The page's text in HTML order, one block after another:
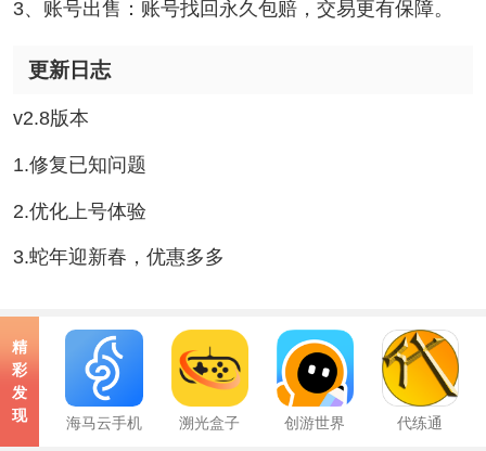
3、账号出售：账号找回永久包赔，交易更有保障。
更新日志
v2.8版本
1.修复已知问题
2.优化上号体验
3.蛇年迎新春，优惠多多
精
彩
发
现
海马云手机 溯光盒子 创游世界 代练通